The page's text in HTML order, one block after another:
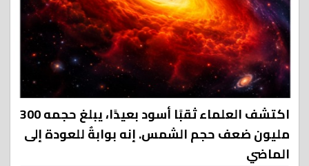
اكتشف العلماء ثقبًا أسود بعيدًا، يبلغ حجمه 300
مليون ضعف حجم الشمس. إنه بوابةٌ للعودة إلى
الماضي